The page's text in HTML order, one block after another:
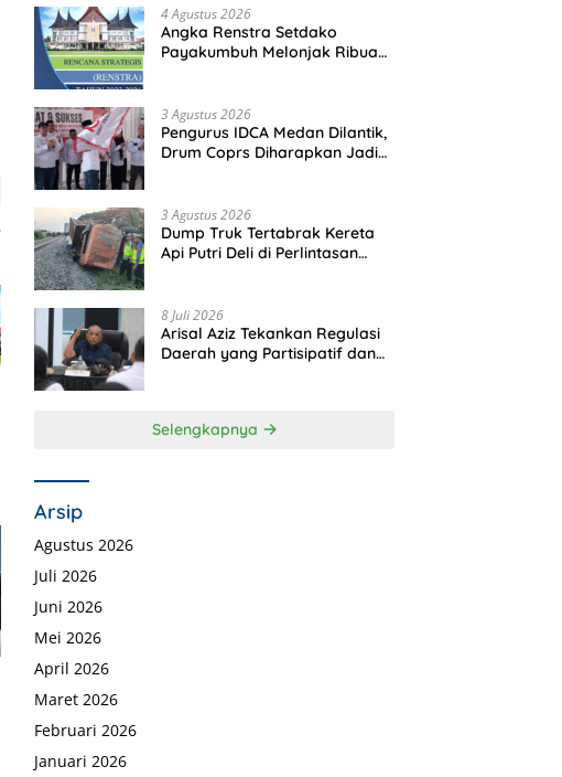
Terluar
4 Agustus 2026
Angka Renstra Setdako
Payakumbuh Melonjak Ribuan
3 Agustus 2026
Pengurus IDCA Medan Dilantik,
Drum Coprs Diharapkan Jadi
3 Agustus 2026
Dump Truk Tertabrak Kereta
Api Putri Deli di Perlintasan
8 Juli 2026
Arisal Aziz Tekankan Regulasi
Daerah yang Partisipatif dan
Selengkapnya
Arsip
Agustus 2026
Juli 2026
Juni 2026
Mei 2026
April 2026
Maret 2026
Februari 2026
Januari 2026